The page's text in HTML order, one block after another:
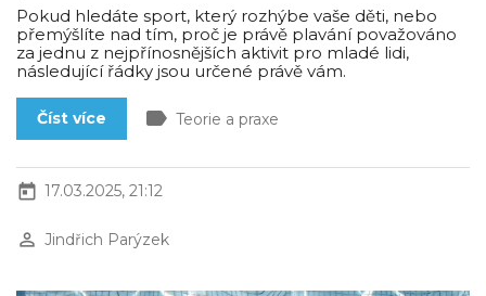
Pokud hledáte sport, který rozhýbe vaše děti, nebo
přemýšlíte nad tím, proč je právě plavání považováno
za jednu z nejpřínosnějších aktivit pro mladé lidi,
následující řádky jsou určené právě vám.
Číst více label Teorie a praxe
today 17.03.2025, 21:12
perm_identity Jindřich Parýzek